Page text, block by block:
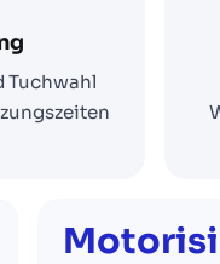
Tuchwahl